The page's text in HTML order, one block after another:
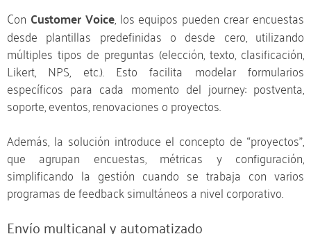
Con Customer Voice, los equipos pueden crear encuestas
desde plantillas predefinidas o desde cero, utilizando
múltiples tipos de preguntas (elección, texto, clasificación,
Likert, NPS, etc.). Esto facilita modelar formularios
específicos para cada momento del journey: postventa,
soporte, eventos, renovaciones o proyectos.
Además, la solución introduce el concepto de “proyectos”,
que agrupan encuestas, métricas y configuración,
simplificando la gestión cuando se trabaja con varios
programas de feedback simultáneos a nivel corporativo.
Envío multicanal y automatizado